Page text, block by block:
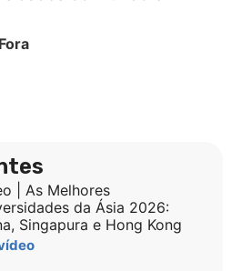
| As Melhores
da Ásia 2026:
Singapura e Hong Kong